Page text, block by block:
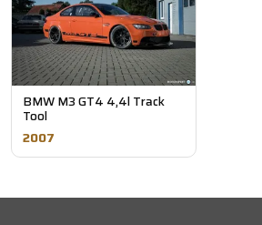
BMW M3 GT4 4,4l Track
Tool
2007